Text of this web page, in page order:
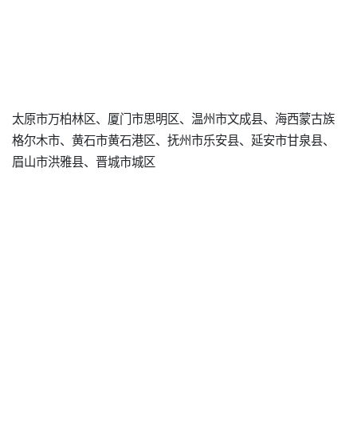
太原市万柏林区、厦门市思明区、温州市文成县、海西蒙古族
格尔木市、黄石市黄石港区、抚州市乐安县、延安市甘泉县、
眉山市洪雅县、晋城市城区